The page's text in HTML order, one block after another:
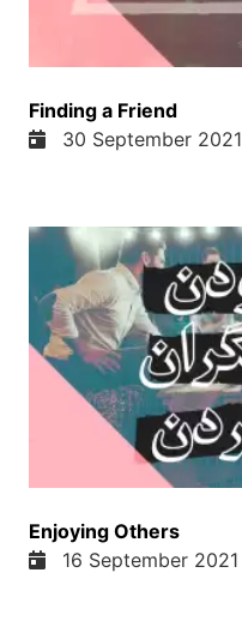
Finding a Friend
30 September 2021
Enjoying Others
16 September 2021